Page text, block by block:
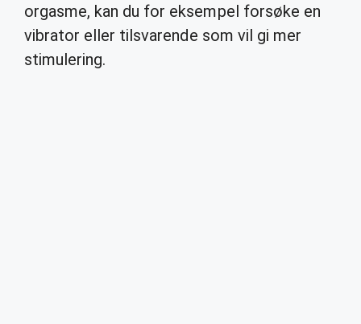
orgasme, kan du for eksempel forsøke en
vibrator eller tilsvarende som vil gi mer
stimulering.